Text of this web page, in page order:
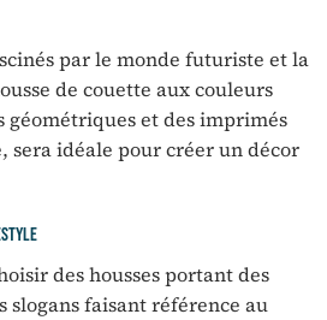
par le monde futuriste et la
de couette aux couleurs
géométriques et des imprimés
sera idéale pour créer un décor
des housses portant des
slogans faisant référence au